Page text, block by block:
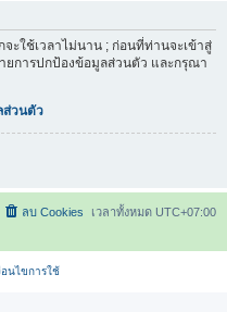
ะใช้เวลาไม่นาน ; ก่อนที่ท่านจะเข้าสู่
ยการปกป้องข้อมูลส่วนตัว และกรุณา
ส่วนตัว
เวลาทั้งหมด UTC+07:00
ลบ Cookies
อนไขการใช้